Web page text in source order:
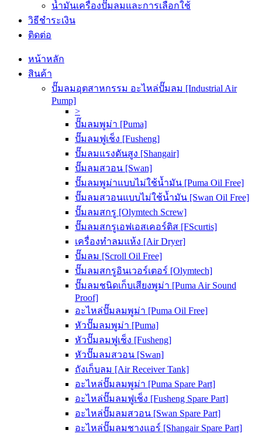
น้ำมันเครื่องปั๊มลมและการเลือกใช้
วิธีชำระเงิน
ติดต่อ
หน้าหลัก
สินค้า
ปั๊มลมอุตสาหกรรม อะไหล่ปั๊มลม [Industrial Air
Pump]
>
ปั๊มลมพูม่า [Puma]
ปั๊มลมฟูเช็ง [Fusheng]
ปั๊มลมแรงดันสูง [Shangair]
ปั๊มลมสวอน [Swan]
ปั๊มลมพูม่าแบบไม่ใช้น้ำมัน [Puma Oil Free]
ปั๊มลมสวอนแบบไม่ใช้น้ำมัน [Swan Oil Free]
ปั๊มลมสกรู [Olymtech Screw]
ปั๊มลมสกรูเอฟเอสเคอร์ติส [FScurtis]
เครื่องทำลมแห้ง [Air Dryer]
ปั๊มลม [Scroll Oil Free]
ปั๊มลมสกรูอินเวอร์เตอร์ [Olymtech]
ปั๊มลมชนิดเก็บเสียงพูม่า [Puma Air Sound
Proof]
อะไหล่ปั๊มลมพูม่า [Puma Oil Free]
หัวปั๊มลมพูม่า [Puma]
หัวปั๊มลมฟูเช็ง [Fusheng]
หัวปั๊มลมสวอน [Swan]
ถังเก็บลม [Air Receiver Tank]
อะไหล่ปั๊มลมพูม่า [Puma Spare Part]
อะไหล่ปั๊มลมฟูเช็ง [Fusheng Spare Part]
อะไหล่ปั๊มลมสวอน [Swan Spare Part]
อะไหล่ปั๊มลมชางแอร์ [Shangair Spare Part]